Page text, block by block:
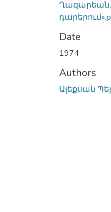
Ղազարեան,
Date
1974
Authors
Ալեքսան